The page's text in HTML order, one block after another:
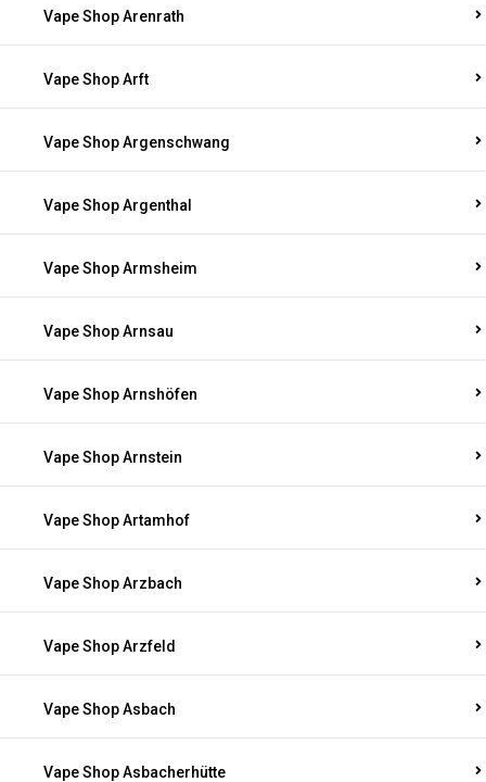
Vape Shop Arenrath
Vape Shop Arft
Vape Shop Argenschwang
Vape Shop Argenthal
Vape Shop Armsheim
Vape Shop Arnsau
Vape Shop Arnshöfen
Vape Shop Arnstein
Vape Shop Artamhof
Vape Shop Arzbach
Vape Shop Arzfeld
Vape Shop Asbach
Vape Shop Asbacherhütte